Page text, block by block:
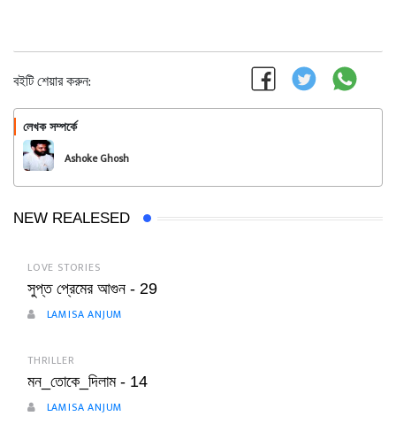
বইটি শেয়ার করুন:
লেখক সম্পর্কে
Ashoke Ghosh
NEW REALESED
LOVE STORIES
সুপ্ত প্রেমের আগুন - 29
LAMISA ANJUM
THRILLER
মন_তোকে_দিলাম - 14
LAMISA ANJUM